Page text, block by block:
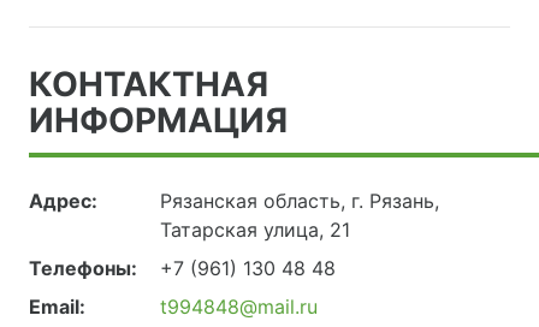
КОНТАКТНАЯ
ИНФОРМАЦИЯ
Адрес:
Рязанская область, г. Рязань,
Татарская улица, 21
Телефоны:
+7 (961) 130 48 48
Email:
t994848@mail.ru